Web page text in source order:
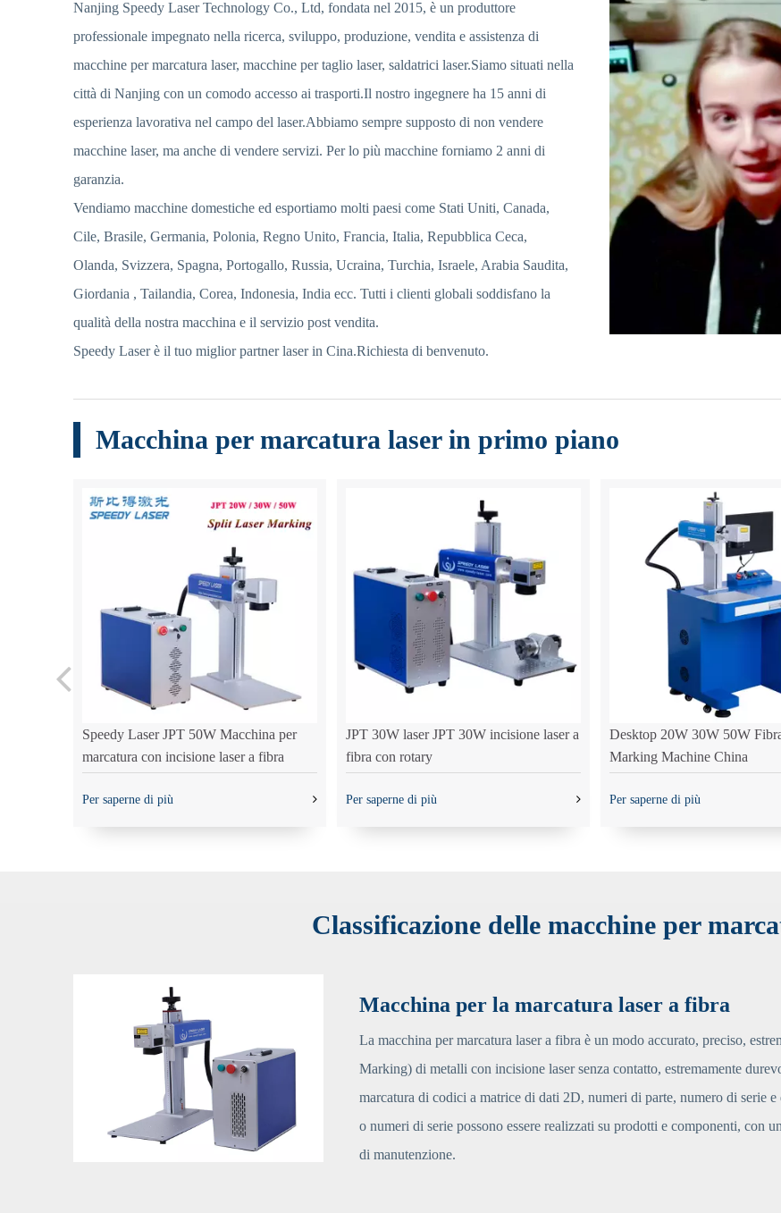
Nanjing Speedy Laser Technology Co., Ltd, fondata nel 2015, è un produttore
professionale impegnato nella ricerca, sviluppo, produzione, vendita e assistenza di
macchine per marcatura laser, macchine per taglio laser, saldatrici laser.Siamo situati nella
città di Nanjing con un comodo accesso ai trasporti.Il nostro ingegnere ha 15 anni di
esperienza lavorativa nel campo del laser.Abbiamo sempre supposto di non vendere
macchine laser, ma anche di vendere servizi. Per lo più macchine forniamo 2 anni di
garanzia.
Vendiamo macchine domestiche ed esportiamo molti paesi come Stati Uniti, Canada,
Cile, Brasile, Germania, Polonia, Regno Unito, Francia, Italia, Repubblica Ceca,
Olanda, Svizzera, Spagna, Portogallo, Russia, Ucraina, Turchia, Israele, Arabia Saudita,
Giordania , Tailandia, Corea, Indonesia, India ecc. Tutti i clienti globali soddisfano la
qualità della nostra macchina e il servizio post vendita.
Speedy Laser è il tuo miglior partner laser in Cina.Richiesta di benvenuto.
Macchina per marcatura laser in primo piano
Speedy Laser JPT 50W Macchina per
marcatura con incisione laser a fibra
Per saperne di più
JPT 30W laser JPT 30W incisione laser a
fibra con rotary
Per saperne di più
Desktop 20W 30W 50W
Marking Machine China
Per saperne di più
Classificazione delle macchine per
Macchina per la marcatura laser a fibra
La macchina per marcatura laser a fibra è un modo accurato, preciso,
Marking) di metalli con incisione laser senza contatto, estremamente
marcatura di codici a matrice di dati 2D, numeri di parte, numero di serie
o numeri di serie possono essere realizzati su prodotti e componenti, con
di manutenzione.